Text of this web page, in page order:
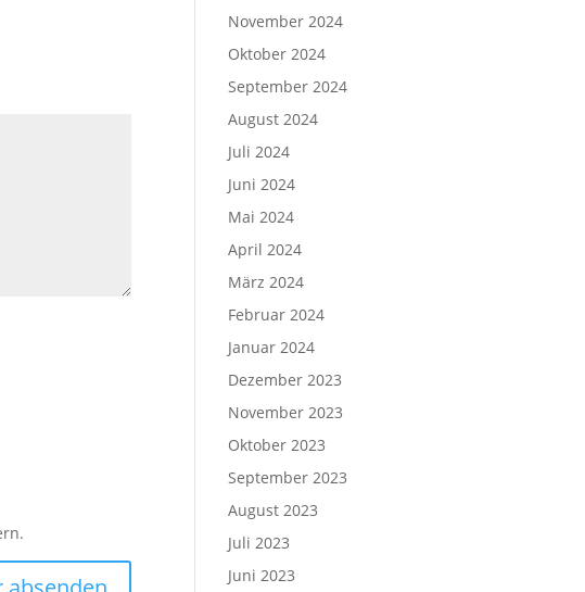
November 2024
Oktober 2024
September 2024
August 2024
Juli 2024
Juni 2024
Mai 2024
April 2024
März 2024
Februar 2024
Januar 2024
Dezember 2023
November 2023
Oktober 2023
September 2023
August 2023
Juli 2023
Juni 2023